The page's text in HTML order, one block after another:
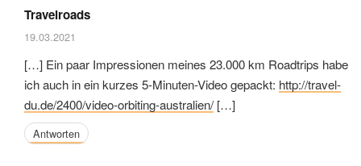
Travelroads
19.03.2021
[…] Ein paar Impressionen meines 23.000 km Roadtrips habe
ich auch in ein kurzes 5-Minuten-Video gepackt: http://travel-
du.de/2400/video-orbiting-australien/[…]
Antworten